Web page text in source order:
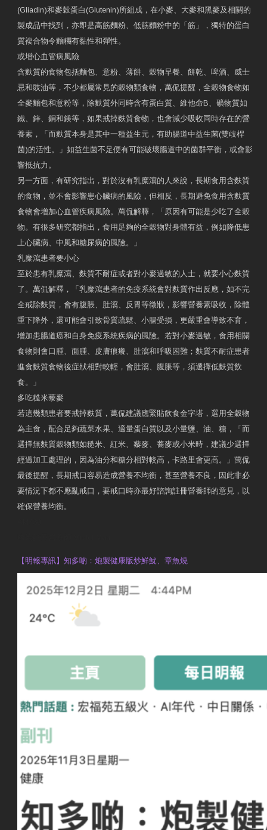
(Gliadin)和麥穀蛋白(Glutenin)所組成，在小麥、大麥和黑麥及相關的
製成品中找到，亦即是高筋麵粉、低筋麵粉中的「筋」，獨特的蛋白
質複合物令麵糰有黏性和彈性。
或增心血管病風險
含麩質的食物包括麵包、意粉、薄餅、穀物早餐、餅乾、啤酒、威士
忌和豉油等，不少都屬常見的穀物類食物，萬侃提醒，全穀物食物如
全麥麵包和意粉等，除麩質外同時含有蛋白質、維他命B、礦物質如
鐵、鋅、銅和鎂等，如果戒掉麩質食物，也會減少吸收同時存在的營
養素，「而麩質本身是其中一種益生元，有助腸道中益生菌(雙歧桿
菌)的活性。」如益生菌不足便有可能破壞腸道中的菌群平衡，或會影
響抵抗力。
另一方面，有研究指出，對於沒有乳糜瀉的人來說，長期食用含麩質
的食物，並不會影響患心臟病的風險，但相反，長期避免食用含麩質
食物會增加心血管疾病風險。萬侃解釋，「原因有可能是少吃了全穀
物。有很多研究都指出，食用足夠的全穀物對身體有益，例如降低患
上心臟病、中風和糖尿病的風險。」
乳糜瀉患者要小心
至於患有乳糜瀉、麩質不耐症或者對小麥過敏的人士，就要小心麩質
了。萬侃解釋，「乳糜瀉患者的免疫系統會對麩質作出反應，如不完
全戒除麩質，會有腹脹、肚瀉、反胃等徵狀，影響營養素吸收，除體
重下降外，還可能會引致骨質疏鬆、小腸受損，更嚴重會導致不育，
增加患腸道癌和自身免疫系統疾病的風險。若對小麥過敏，食用相關
食物則會口腫、面腫、皮膚痕癢、肚瀉和呼吸困難；麩質不耐症患者
進食麩質食物後症狀相對較輕，會肚瀉、腹脹等，須選擇低麩質飲
食。」
多吃糙米藜麥
若這幾類患者要戒掉麩質，萬侃建議應緊貼飲食金字塔，選用全穀物
為主食，配合足夠蔬菜水果、適量蛋白質以及小量鹽、油、糖，「而
選擇無麩質穀物類如糙米、紅米、藜麥、蕎麥或小米時，建議少選擇
經過加工處理的，因為油分和糖分相對較高，卡路里會更高。」萬侃
最後提醒，長期戒口容易造成營養不均衡，甚至營養不良，因此非必
要情況下都不應亂戒口，要戒口時亦最好諮詢註冊營養師的意見，以
確保營養均衡。
【明報專訊】知多啲：炮製健康版炒鮮魷、章魚燒